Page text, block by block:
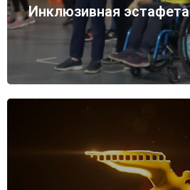
Инклюзивная эстафета